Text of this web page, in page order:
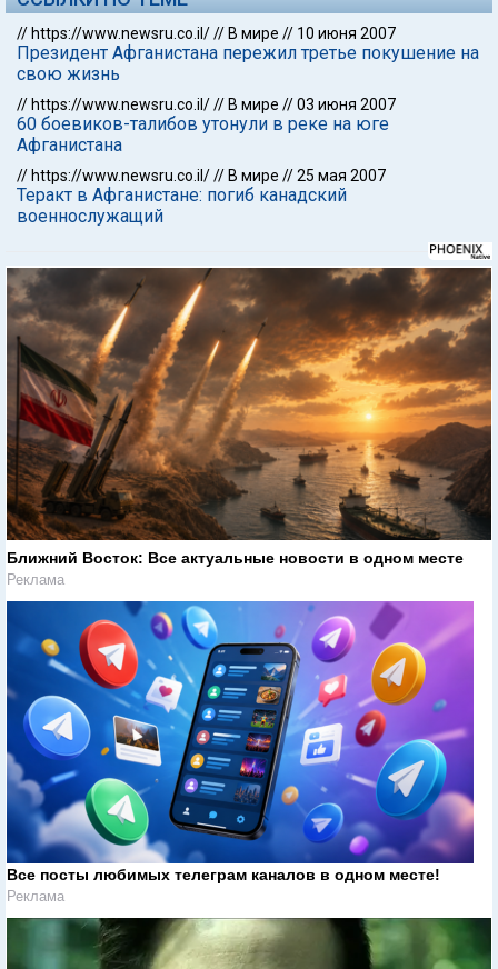
// https://www.newsru.co.il/// В мире // 10 июня 2007
Президент Афганистана пережил третье покушение на
свою жизнь
// https://www.newsru.co.il/// В мире //03 июня 2007
60 боевиков-талибов утонули в реке на юге
Афганистана
// https://www.newsru.co.il/// В мире //25 мая 2007
Теракт в Афганистане: погиб канадский
военнослужащий
Ближний Восток: Все актуальные новости в одном месте
Реклама
Все посты любимых телеграм каналов в одном месте!
Реклама